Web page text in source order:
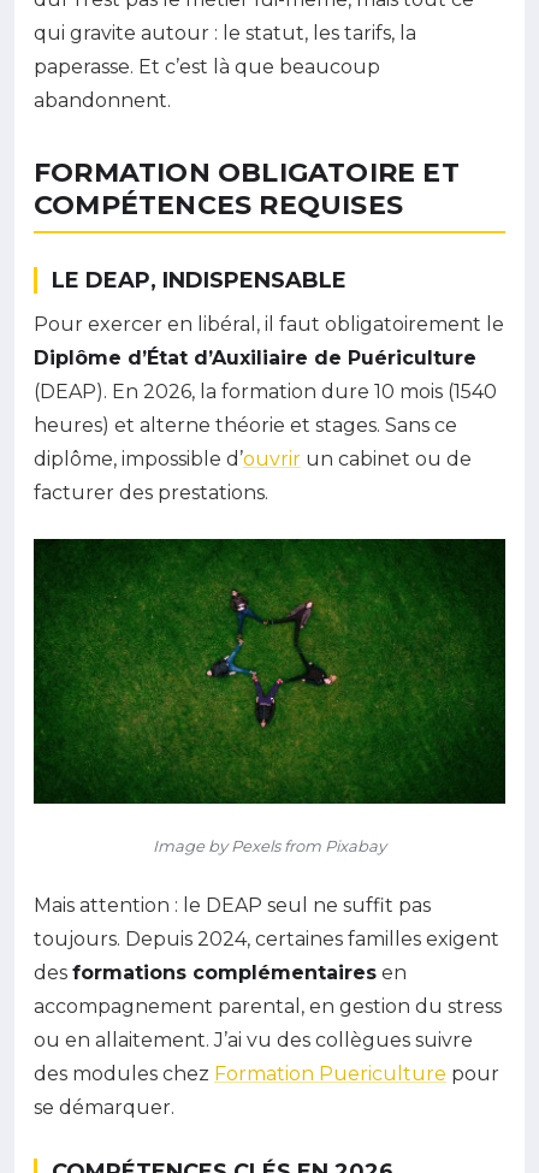
qui gravite autour : le statut, les tarifs, la
paperasse. Et c’est là que beaucoup
abandonnent.
FORMATION OBLIGATOIRE ET
COMPÉTENCES REQUISES
LE DEAP, INDISPENSABLE
Pour exercer en libéral, il faut obligatoirement le
Diplôme d’État d’Auxiliaire de Puériculture
(DEAP). En 2026, la formation dure 10 mois (1540
heures) et alterne théorie et stages. Sans ce
diplôme, impossible d’ouvrir un cabinet ou de
facturer des prestations.
Image by Pexels from Pixabay
Mais attention : le DEAP seul ne suffit pas
toujours. Depuis 2024, certaines familles exigent
des formations complémentaires en
accompagnement parental, en gestion du stress
ou en allaitement. J’ai vu des collègues suivre
des modules chez Formation Puericulture pour
se démarquer.